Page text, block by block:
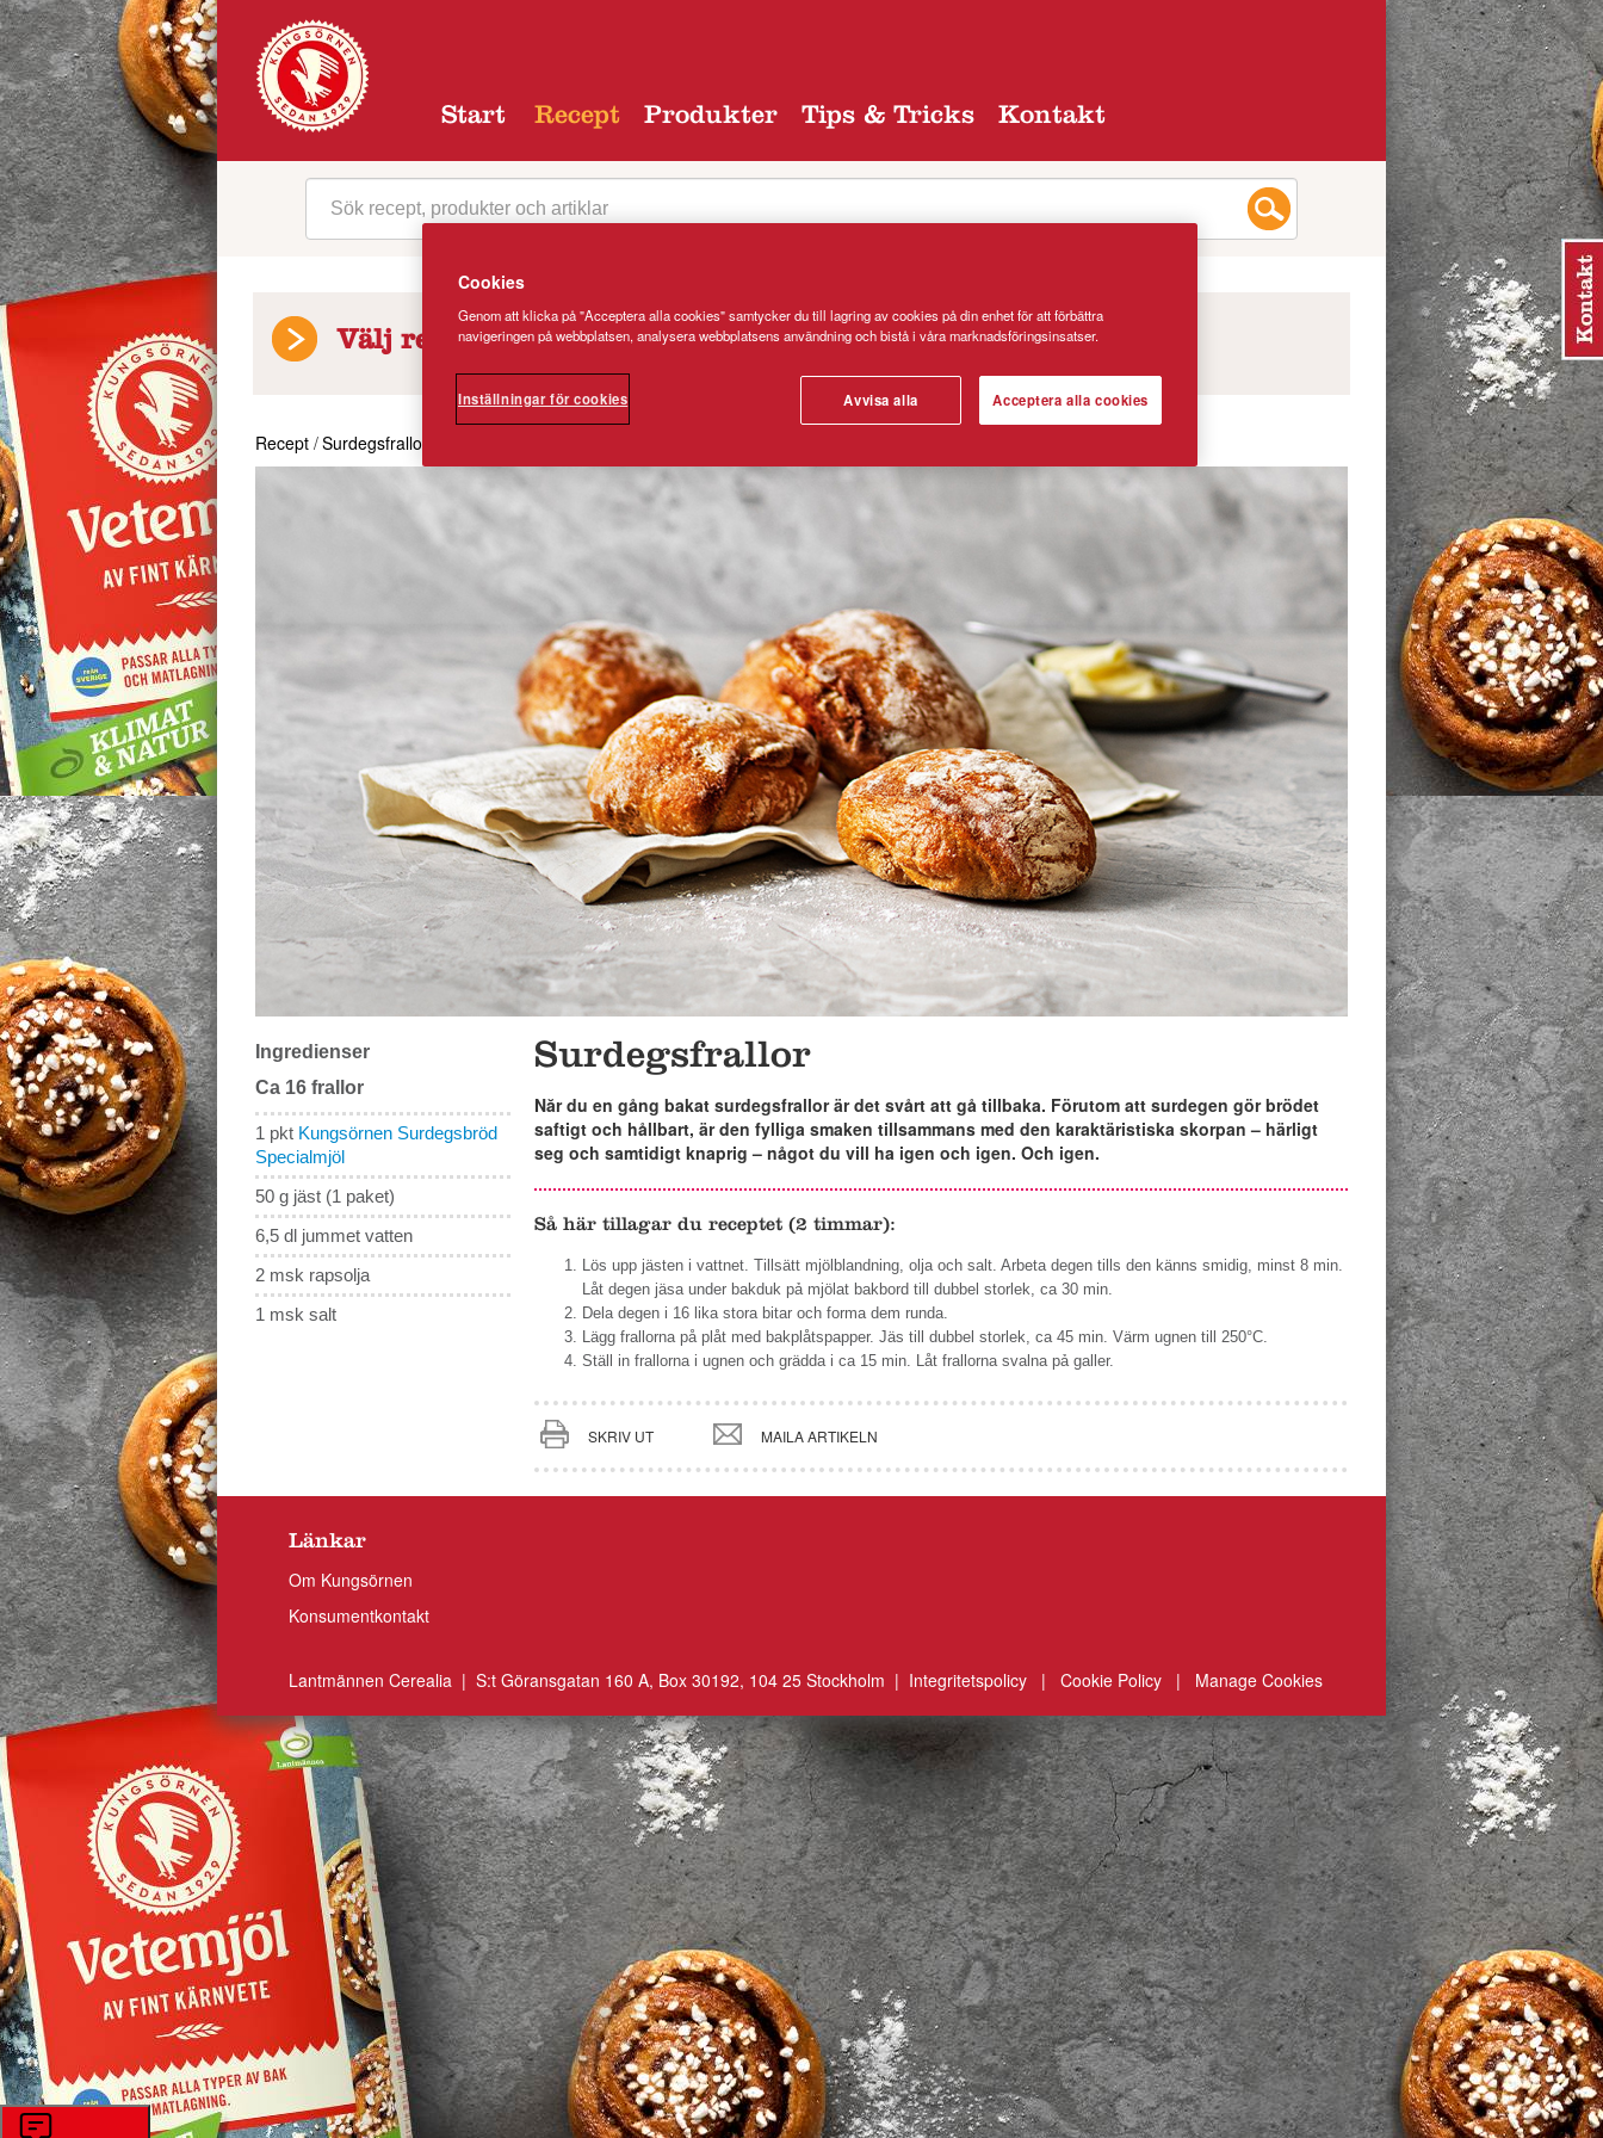
Start Recept Produkter Tips & Tricks Kontakt
Välj receptkategori
Recept /Surdegsfrallor
Ingredienser
Ca 16 frallor
1 pkt Kungsörnen Surdegsbröd
Specialmjöl
50 g jäst (1 paket)
6,5 dl jummet vatten
2 msk rapsolja
1 msk salt
Surdegsfrallor
Năr du en gång bakat surdegsfrallor är det svårt att gå tillbaka. Förutom att surdegen gör brödet
saftigt och hållbart, är den fylliga smaken tillsammans med den karaktäristiska skorpan – härligt
seg och samtidigt knaprig – något du vill ha igen och igen. Och igen.
Så här tillagar du receptet (2 timmar):
Lös upp jästen i vattnet. Tillsätt mjölblandning, olja och salt. Arbeta degen tills den känns smidig, minst 8 min.
Låt degen jäsa under bakduk pả mjölat bakbord till dubbel storlek, ca 30 min.
Dela degen i 16 lika stora bitar och forma dem runda.
Lägg frallorna på plåt med bakplåtspapper. Jäs till dubbel storlek, ca 45 min. Värm ugnen till 250°C.
Ställ in frallorna i ugnen och grädda i ca 15 min. Låt frallorna svalna pả galler.
SKRIV UT MAILA ARTIKELN
Länkar
Om Kungsörnen
Konsumentkontakt
Lantmännen Cerealia | S:t Göransgatan 160 A, Box 30192, 104 25 Stockholm | Integritetspolicy | Cookie Policy| Manage Cookies
Cookies
Genom att klicka på "Acceptera alla cookies" samtycker du till lagring av cookies på din enhet för att förbättra
navigeringen på webbplatsen, analysera webbplatsens användning och bistå i våra marknadsföringsinsatser.
Inställningar för cookies Avvisa alla Acceptera alla cookies